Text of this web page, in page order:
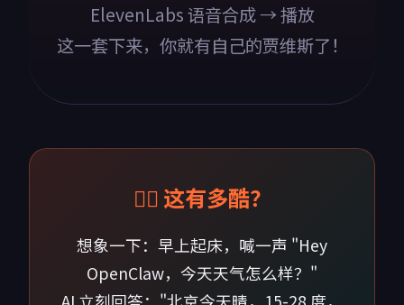
ElevenLabs 语音合成 → 播放
这一套下来，你就有自己的贾维斯了！
🧙‍♂️ 这有多酷？
想象一下：早上起床，喊一声 "Hey
OpenClaw，今天天气怎么样？"